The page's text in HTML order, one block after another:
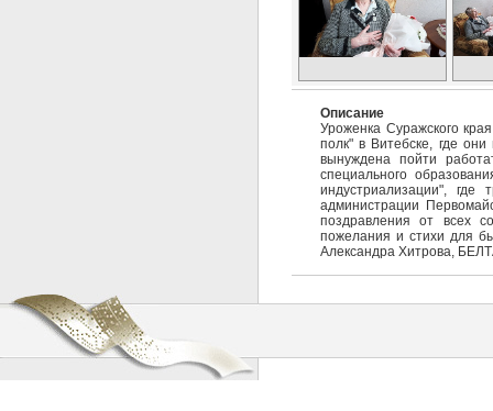
Описание
Уроженка Суражского
полк" в Витебске, где
вынуждена пойти
специального
индустриализации",
администрации
поздравления от всех
пожелания и стихи для
Александра Хитрова,